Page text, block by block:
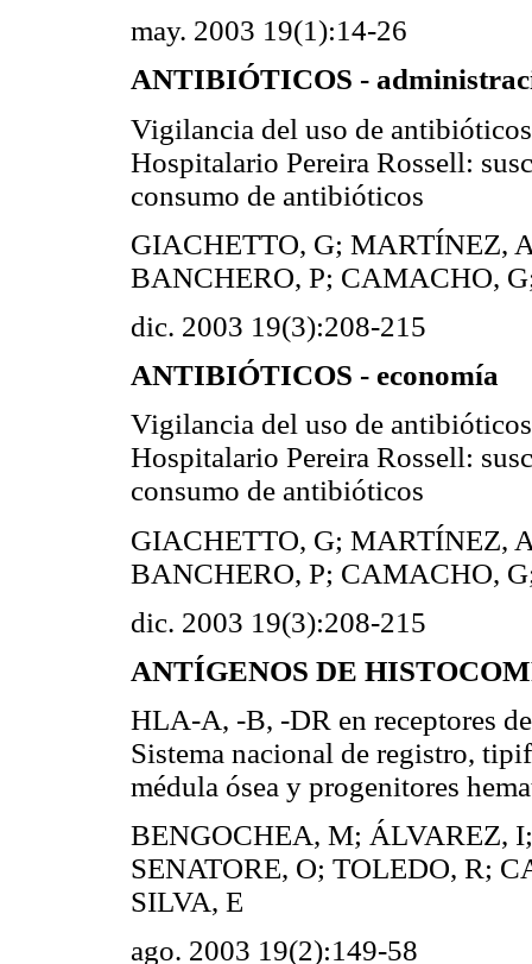
may. 2003 19(1):14-26
ANTIBIÓTICOS -
Vigilancia del uso de
Hospitalario Pereira Rossell:
consumo de antibióticos
GIACHETTO, G; MARTÍNEZ,
BANCHERO, P; CAMACHO,
dic. 2003 19(3):208-215
ANTIBIÓTICOS - economía
Vigilancia del uso de
Hospitalario Pereira Rossell:
consumo de antibióticos
GIACHETTO, G; MARTÍNEZ,
BANCHERO, P; CAMACHO,
dic. 2003 19(3):208-215
ANTÍGENOS DE
HLA-A, -B, -DR en receptores
Sistema nacional de registro,
médula ósea y progenitores
BENGOCHEA, M; ÁLVAREZ,
SENATORE, O; TOLEDO, R;
SILVA, E
ago. 2003 19(2):149-58